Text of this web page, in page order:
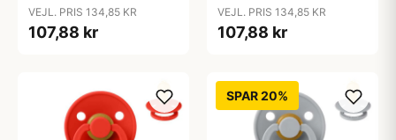
VEJL. PRIS 134,85 KR
107,88 kr
VEJL. PRIS 134,85 KR
107,88 kr
SPAR 20%